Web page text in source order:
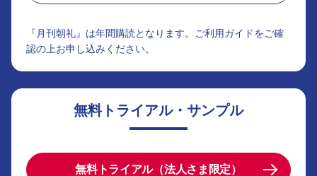
『月刊朝礼』は年間購読となります。ご利用ガイドをご確
認の上お申し込みください。
無料トライアル・サンプル
無料トライアル（法人さま限定）